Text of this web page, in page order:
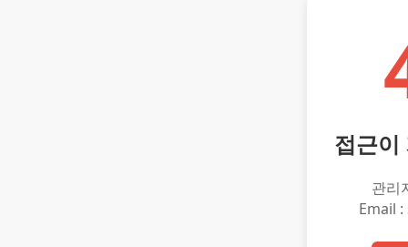
접근이
관리
Email